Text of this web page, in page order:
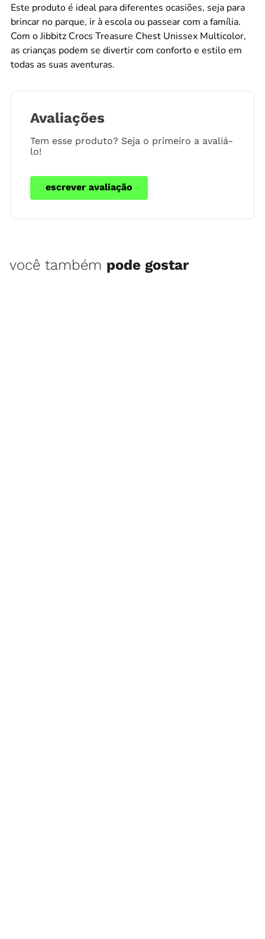
Este produto é ideal para diferentes ocasiões, seja para
brincar no parque, ir à escola ou passear com a família.
Com o Jibbitz Crocs Treasure Chest Unissex Multicolor,
as crianças podem se divertir com conforto e estilo em
todas as suas aventuras.
Avaliações
Tem esse produto? Seja o primeiro a avaliá-
lo!
escrever avaliação
você também pode gostar